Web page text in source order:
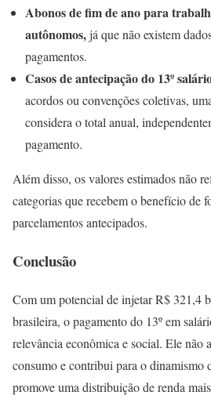
Abonos de fim de ano para
autônomos,já que não existem
pagamentos.
Casos de antecipação do 13º
acordos ou convenções coletivas,
considera o total anual,
pagamento.
Além disso, os valores estimados não
categorias que recebem o benefício de
parcelamentos antecipados.
Conclusão
Com um potencial de injetar R$ 321,4
brasileira, o pagamento do 13º em
relevância econômica e social. Ele não
consumo e contribui para o dinamismo
promove uma distribuição de renda